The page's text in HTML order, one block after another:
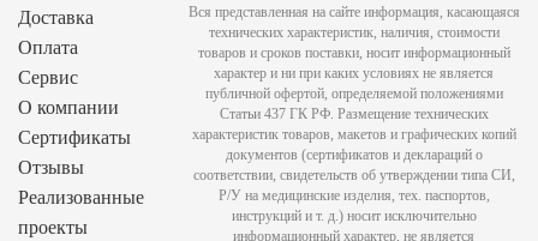
Доставка
Оплата
Сервис
О компании
Сертификаты
Отзывы
Реализованные
проекты
Вся представленная на сайте информация, касающаяся
технических характеристик, наличия, стоимости
товаров и сроков поставки, носит информационный
характер и ни при каких условиях не является
публичной офертой, определяемой положениями
Статьи 437 ГК РФ. Размещение технических
характеристик товаров, макетов и графических копий
документов (сертификатов и деклараций о
соответствии, свидетельств об утверждении типа СИ,
Р/У на медицинские изделия, тех. паспортов,
инструкций и т. д.) носит исключительно
информационный характер, не является